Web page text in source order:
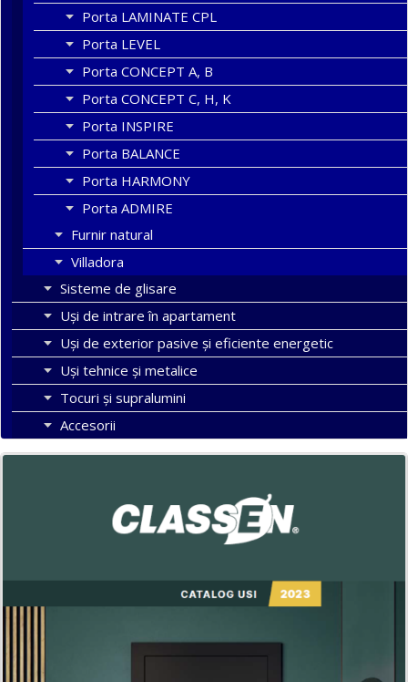
Porta LAMINATE CPL
Porta LEVEL
Porta CONCEPT A, B
Porta CONCEPT C, H, K
Porta INSPIRE
Porta BALANCE
Porta HARMONY
Porta ADMIRE
Furnir natural
Villadora
Sisteme de glisare
Uși de intrare în apartament
Uşi de exterior pasive şi eficiente energetic
Uși tehnice și metalice
Tocuri şi supralumini
Accesorii